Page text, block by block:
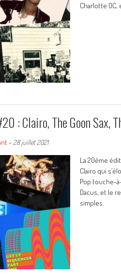
Charlotte
: Clairo, The Goon Sax,
- 28 juillet 2021
La 20ème
Clairo qui
Pop touche-
Dacus, et le
simples.